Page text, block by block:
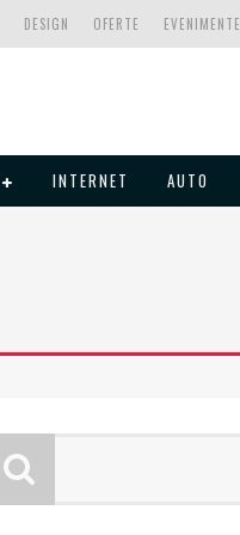
EVENIMENTE
OFERTE
DESIGN
INTERNET AUTO